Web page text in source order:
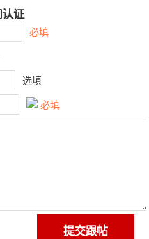
认证
必填
选填
必填